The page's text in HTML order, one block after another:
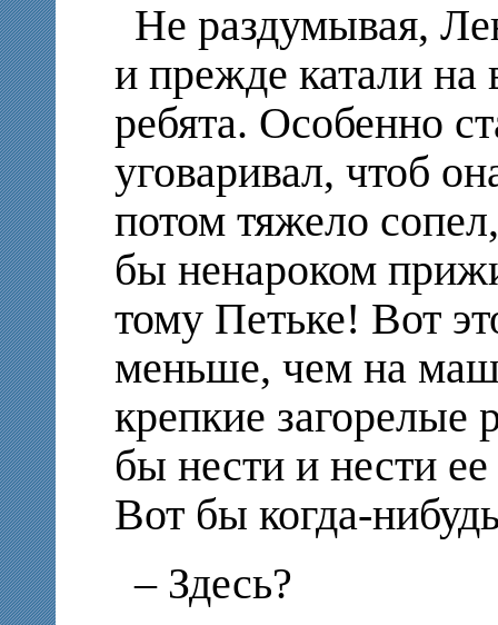
Не раздумывая,
и прежде катали на
ребята. Особенно
уговаривал, чтоб
потом тяжело
бы ненароком
тому Петьке! Вот
меньше, чем на
крепкие загорелые
бы нести и нести ее
Вот бы когда-
– Здесь?